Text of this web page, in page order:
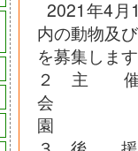
2021年4月
内の動物及
を募集しま
２ 主 催
会